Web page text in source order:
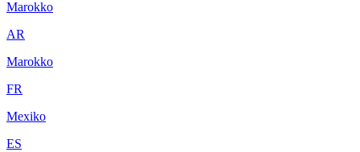
Marokko
AR
Marokko
FR
Mexiko
ES